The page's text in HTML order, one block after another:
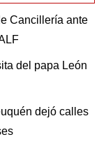
Cancillería ante
del papa León
dejó calles